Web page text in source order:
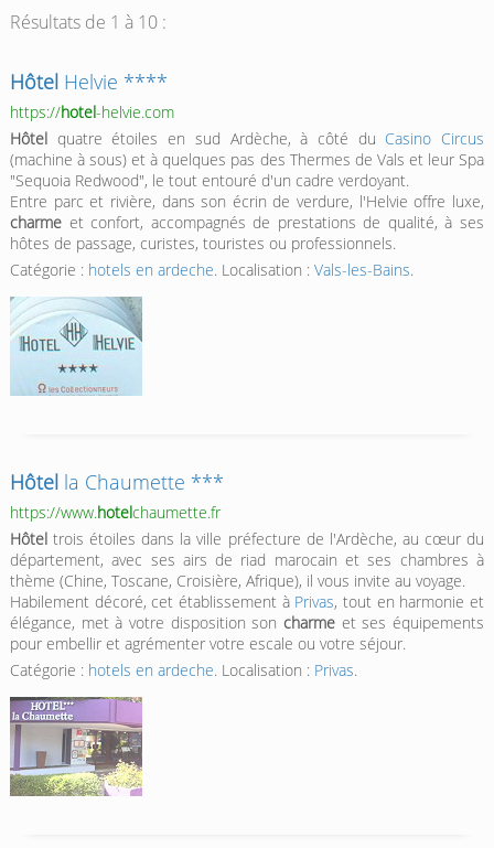
Résultats de 1 à 10 :
Hôtel Helvie ****
https://hotel-helvie.com
Hôtelquatre étoiles en sud Ardèche, à côté du Casino Circus
(machine à sous) et à quelques pas des Thermes de Vals et leur Spa
"Sequoia Redwood", le tout entouré d'un cadre verdoyant.
Entre parc et rivière, dans son écrin de verdure, l'Helvie offre luxe,
charmeet confort, accompagnés de prestations de qualité, à ses
hôtes de passage, curistes, touristes ou professionnels.
Catégorie : hotels en ardeche. Localisation : Vals-les-Bains.
Hôtella Chaumette ***
https://www.hotelchaumette.fr
Hôteltrois étoiles dans la ville préfecture de l'Ardèche, au cœur du
département, avec ses airs de riad marocain et ses chambres à
thème (Chine, Toscane, Croisière, Afrique), il vous invite au voyage.
Habilement décoré, cet établissement à Privas, tout en harmonie et
élégance, met à votre disposition soncharme et ses équipements
pour embellir et agrémenter votre escale ou votre séjour.
Catégorie : hotels en ardeche. Localisation : Privas.